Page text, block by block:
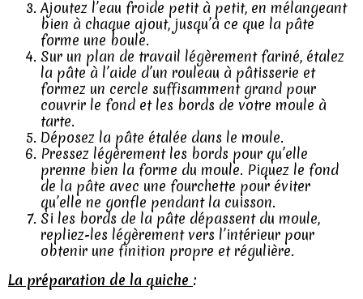
Ajoutez l’eau froide petit à petit, en mélangeant
bien à chaque ajout, jusqu’à ce que la pâte
forme une boule.
Sur un plan de travail légèrement fariné, étalez
la pâte à l’aide d’un rouleau à pâtisserie et
formez un cercle suffisamment grand pour
couvrir le fond et les bords de votre moule à
tarte.
Déposez la pâte étalée dans le moule.
Pressez légèrement les bords pour qu’elle
prenne bien la forme du moule. Piquez le fond
de la pâte avec une fourchette pour éviter
qu’elle ne gonfle pendant la cuisson.
Si les bords de la pâte dépassent du moule,
repliez-les légèrement vers l’intérieur pour
obtenir une finition propre et régulière.
La préparation de la quiche :